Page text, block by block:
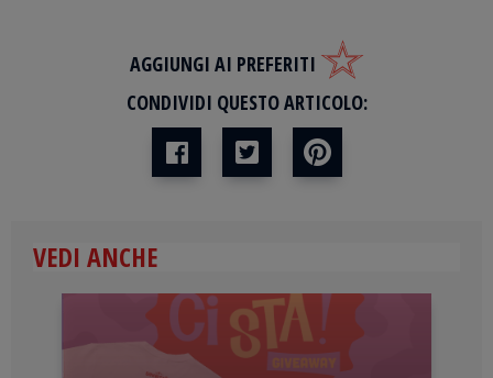
AGGIUNGI AI PREFERITI
CONDIVIDI QUESTO ARTICOLO:
VEDI ANCHE